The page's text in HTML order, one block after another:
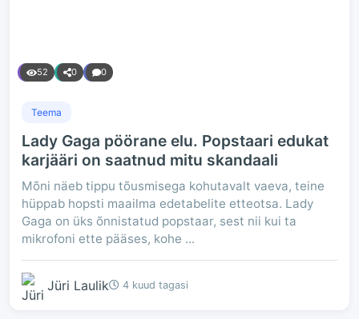
52 0 0
Teema
Lady Gaga pöörane elu. Popstaari edukat
karjääri on saatnud mitu skandaali
Mõni näeb tippu tõusmisega kohutavalt vaeva, teine
hüppab hopsti maailma edetabelite etteotsa. Lady
Gaga on üks õnnistatud popstaar, sest nii kui ta
mikrofoni ette pääses, kohe ...
Jüri Laulik 4 kuud tagasi